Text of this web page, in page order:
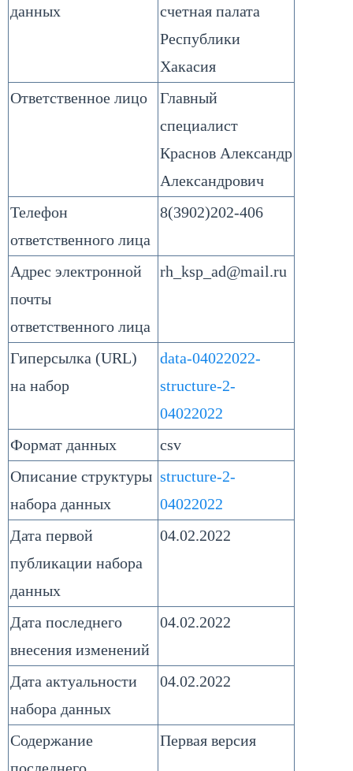
данных
счетная палата
Республики
Хакасия
Ответственное лицо
Главный
специалист
Краснов Александр
Александрович
Телефон
ответственного лица
8(3902)202-406
Адрес электронной
почты
ответственного лица
rh_ksp_ad@mail.ru
Гиперсылка (URL)
на набор
data-04022022-
structure-2-
04022022
Формат данных
csv
Описание структуры
набора данных
structure-2-
04022022
Дата первой
публикации набора
данных
04.02.2022
Дата последнего
внесения изменений
04.02.2022
Дата актуальности
набора данных
04.02.2022
Содержание
Первая версия